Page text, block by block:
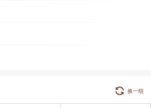
换一组